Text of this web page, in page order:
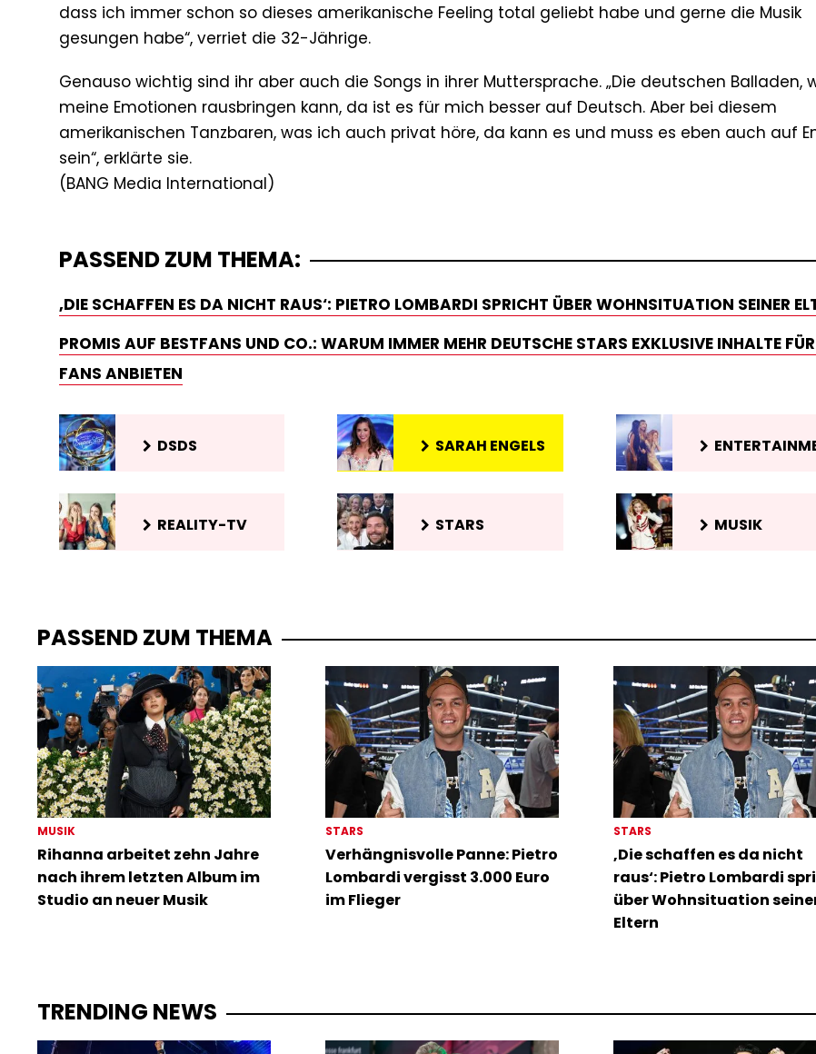
dass ich immer schon so dieses amerikanische Feeling total geliebt habe und gerne die Musik
gesungen habe“, verriet die 32-Jährige.
Genauso wichtig sind ihr aber auch die Songs in ihrer Muttersprache. „Die deutschen Balladen,
meine Emotionen rausbringen kann, da ist es für mich besser auf Deutsch. Aber bei diesem
amerikanischen Tanzbaren, was ich auch privat höre, da kann es und muss es eben auch auf
sein“, erklärte sie.
PASSEND ZUM THEMA:
‚DIE SCHAFFEN ES DA NICHT RAUS‘: PIETRO LOMBARDI SPRICHT ÜBER WOHNSITUATION SEINER
PROMIS AUF BESTFANS UND CO.: WARUM IMMER MEHR DEUTSCHE STARS EXKLUSIVE INHALTE
FANS ANBIETEN
DSDS SARAH ENGELS
REALITY-TV STARS MUSIK
PASSEND ZUM THEMA
MUSIK
Rihanna arbeitet zehn Jahre
nach ihrem letzten Album im
Studio an neuer Musik
STARS
Verhängnisvolle Panne: Pietro
Lombardi vergisst 3.000 Euro
im Flieger
STARS
‚Die schaffen es da nicht
raus‘: Pietro Lombardi
über Wohnsituation
Eltern
TRENDING NEWS